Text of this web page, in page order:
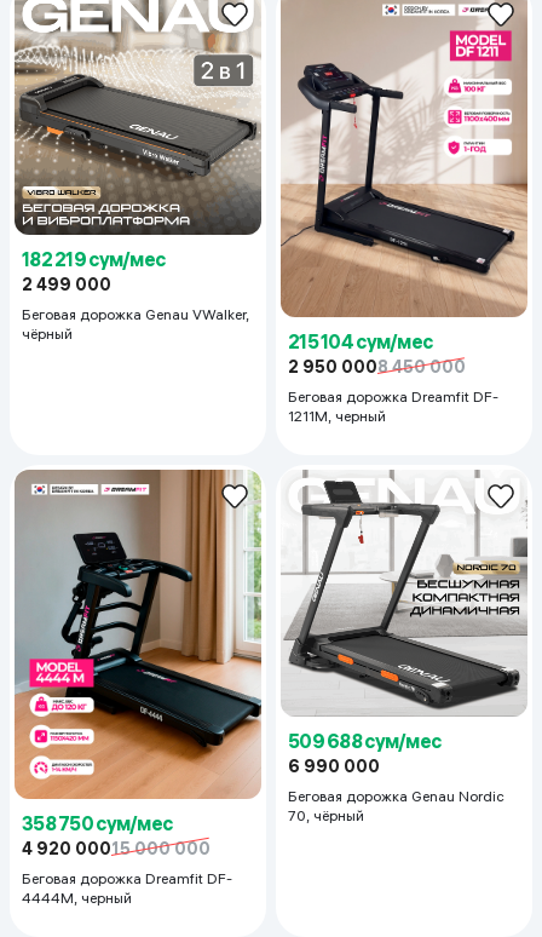
182 219 сум/мес
2 499 000
Беговая дорожка Genau VWalker,
чёрный
215 104 сум/мес
2 950 0008 450 000
Беговая дорожка Dreamfit DF-
1211M, черный
358 750 сум/мес
4 920 00015 000 000
Беговая дорожка Dreamfit DF-
4444M, черный
509 688 сум/мес
6 990 000
Беговая дорожка Genau Nordic
70, чёрный